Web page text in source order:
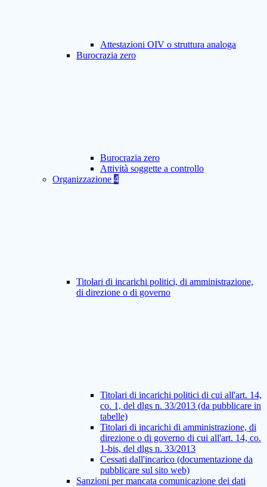
Attestazioni OIV o struttura analoga
Burocrazia zero
Burocrazia zero
Attività soggette a controllo
Organizzazione 4
Titolari di incarichi politici, di amministrazione,
di direzione o di governo
Titolari di incarichi politici di cui all'art. 14,
co. 1, del dlgs n. 33/2013 (da pubblicare in
tabelle)
Titolari di incarichi di amministrazione, di
direzione o di governo di cui all'art. 14, co.
1-bis, del dlgs n. 33/2013
Cessati dall'incarico (documentazione da
pubblicare sul sito web)
Sanzioni per mancata comunicazione dei dati